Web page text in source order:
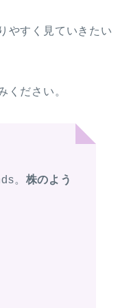
やすく見ていきたい
ください。
。 株のよう